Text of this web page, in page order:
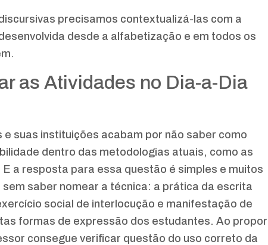
precisamos contextualizá-las com a
desde a alfabetização e em todos os
as Atividades no Dia-a-Dia
suas instituições acabam por não saber como
dentro das metodologias atuais, como as
a resposta para essa questão é simples e muitos
saber nomear a técnica: a prática da escrita
social de interlocução e manifestação de
formas de expressão dos estudantes. Ao propor
consegue verificar questão do uso correto da